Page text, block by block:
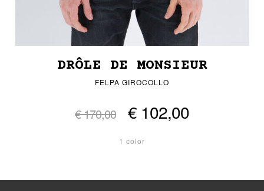
DRÔLE DE MONSIEUR
FELPA GIROCOLLO
€ 170,00 € 102,00
1 color